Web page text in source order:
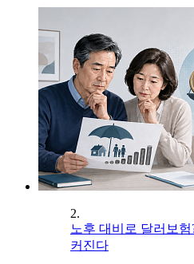
2.
노후 대비로 달러보
커진다